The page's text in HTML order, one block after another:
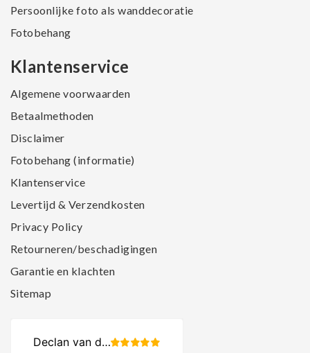
Persoonlijke foto als wanddecoratie
Fotobehang
Klantenservice
Algemene voorwaarden
Betaalmethoden
Disclaimer
Fotobehang (informatie)
Klantenservice
Levertijd & Verzendkosten
Privacy Policy
Retourneren/beschadigingen
Garantie en klachten
Sitemap